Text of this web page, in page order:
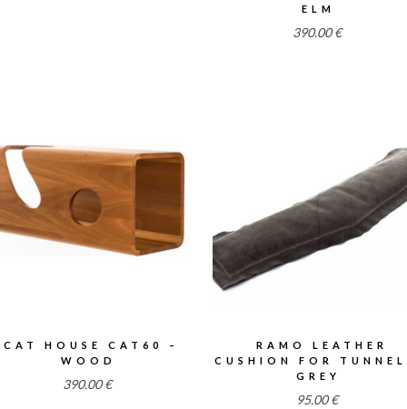
ELM
390.00€
2.52
CAT HOUSE CAT60 –
WOOD
390.00€
RAMO LEATHER
CUSHION FOR
GREY
95.00€